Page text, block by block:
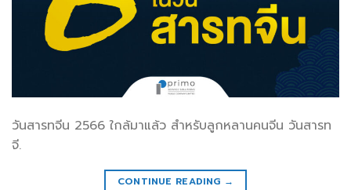
วันสารทจีน 2566 ใกล้มาแล้ว สำหรับลูกหลานคนจีน วันสารท
จี.
CONTINUE READING →